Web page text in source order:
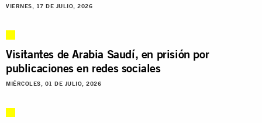
VIERNES, 17 DE JULIO, 2026
Visitantes de Arabia Saudí, en prisión por
publicaciones en redes sociales
MIÉRCOLES, 01 DE JULIO, 2026